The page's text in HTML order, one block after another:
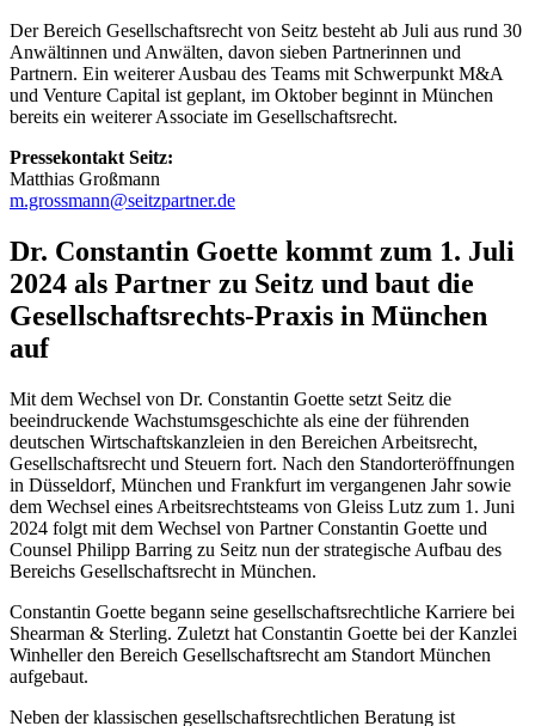
Der Bereich Gesellschaftsrecht von Seitz besteht ab Juli aus rund 30
Anwältinnen und Anwälten, davon sieben Partnerinnen und
Partnern. Ein weiterer Ausbau des Teams mit Schwerpunkt M&A
und Venture Capital ist geplant, im Oktober beginnt in München
bereits ein weiterer Associate im Gesellschaftsrecht.
Pressekontakt Seitz:
Matthias Großmann
m.grossmann@seitzpartner.de
Dr. Constantin Goette kommt zum 1. Juli
2024 als Partner zu Seitz und baut die
Gesellschaftsrechts-Praxis in München
auf
Mit dem Wechsel von Dr. Constantin Goette setzt Seitz die
beeindruckende Wachstumsgeschichte als eine der führenden
deutschen Wirtschaftskanzleien in den Bereichen Arbeitsrecht,
Gesellschaftsrecht und Steuern fort. Nach den Standorteröffnungen
in Düsseldorf, München und Frankfurt im vergangenen Jahr sowie
dem Wechsel eines Arbeitsrechtsteams von Gleiss Lutz zum 1. Juni
2024 folgt mit dem Wechsel von Partner Constantin Goette und
Counsel Philipp Barring zu Seitz nun der strategische Aufbau des
Bereichs Gesellschaftsrecht in München.
Constantin Goette begann seine gesellschaftsrechtliche Karriere bei
Shearman & Sterling. Zuletzt hat Constantin Goette bei der Kanzlei
Winheller den Bereich Gesellschaftsrecht am Standort München
aufgebaut.
Neben der klassischen gesellschaftsrechtlichen Beratung ist